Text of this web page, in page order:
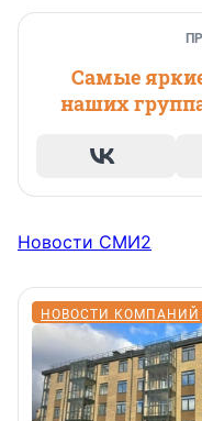
Самые
наших
Новости СМИ2
НОВОСТИ КОМПАНИЙ